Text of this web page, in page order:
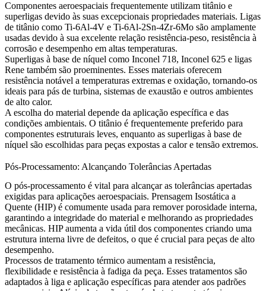
Componentes aeroespaciais frequentemente utilizam titânio e
superligas devido às suas excepcionais propriedades materiais. Ligas
de titânio como Ti-6Al-4V e Ti-6Al-2Sn-4Zr-6Mo são amplamente
usadas devido à sua excelente relação resistência-peso, resistência à
corrosão e desempenho em altas temperaturas.
Superligas à base de níquel como Inconel 718, Inconel 625 e ligas
Rene também são proeminentes. Esses materiais oferecem
resistência notável a temperaturas extremas e oxidação, tornando-os
ideais para pás de turbina, sistemas de exaustão e outros ambientes
de alto calor.
A escolha do material depende da aplicação específica e das
condições ambientais. O titânio é frequentemente preferido para
componentes estruturais leves, enquanto as superligas à base de
níquel são escolhidas para peças expostas a calor e tensão extremos.
Pós-Processamento: Alcançando Tolerâncias Apertadas
O pós-processamento é vital para alcançar as tolerâncias apertadas
exigidas para aplicações aeroespaciais. Prensagem Isostática a
Quente (HIP) é comumente usada para remover porosidade interna,
garantindo a integridade do material e melhorando as propriedades
mecânicas. HIP aumenta a vida útil dos componentes criando uma
estrutura interna livre de defeitos, o que é crucial para peças de alto
desempenho.
Processos de tratamento térmico aumentam a resistência,
flexibilidade e resistência à fadiga da peça. Esses tratamentos são
adaptados à liga e aplicação específicas para atender aos padrões